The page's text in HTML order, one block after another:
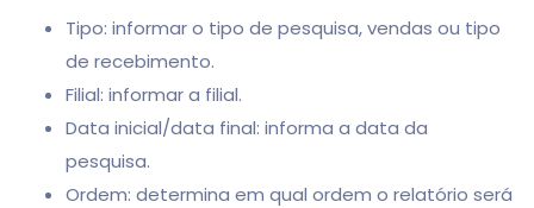
Tipo: informar o tipo de pesquisa, vendas ou tipo
de recebimento.
Filial: informar a filial.
Data inicial/data final: informa a data da
pesquisa.
Ordem: determina em qual ordem o relatório será